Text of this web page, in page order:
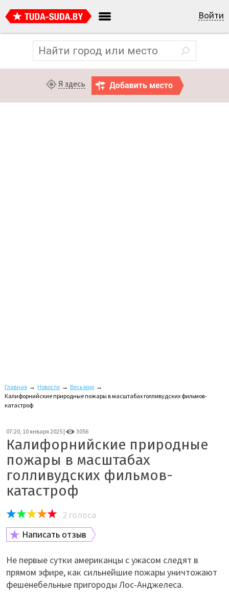
Войти
Я здесь
Главная → Новости → Весь мир →
Калифорнийские природные пожары в масштабах голливудских фильмов-
катастроф
07:20, 10 января 2025 | 3056
Калифорнийские природные
пожары в масштабах
голливудских фильмов-
катастроф
2 голоса
Написать отзыв
Не первые сутки американцы с ужасом следят в
прямом эфире, как сильнейшие пожары уничтожают
фешенебельные пригороды Лос-Анджелеса.